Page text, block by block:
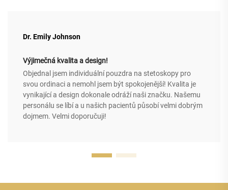
Dr. Emily Johnson
Výjimečná kvalita a design!
Objednal jsem individuální pouzdra na stetoskopy pro
svou ordinaci a nemohl jsem být spokojenější! Kvalita je
vynikající a design dokonale odráží naši značku. Našemu
personálu se líbí a u našich pacientů působí velmi dobrým
dojmem. Velmi doporučuji!